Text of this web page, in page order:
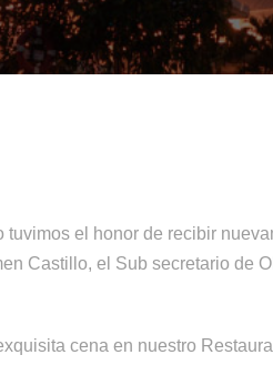
el honor de recibir
Castillo, el Sub secretario de
cena en nuestro